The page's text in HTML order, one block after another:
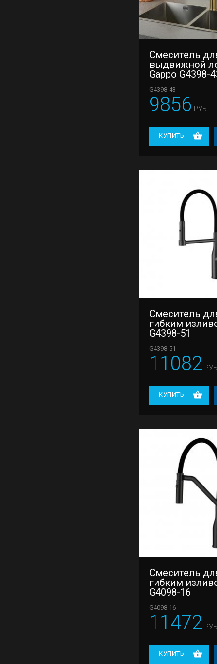
Смеситель
выдвижной
Gappo G4398-
G4398-43
9856 РУБ.
КУПИТЬ
Смеситель
гибким
G4398-51
G4398-51
11082
КУПИТЬ
Смеситель
гибким
G4098-16
G4098-16
11472
КУПИТЬ